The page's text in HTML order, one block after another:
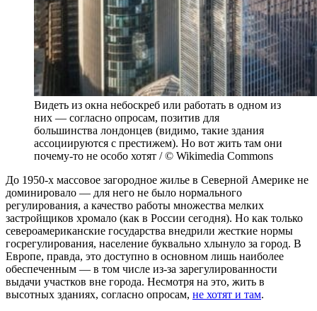
Видеть из окна небоскреб или работать в одном из
них — согласно опросам, позитив для
большинства лондонцев (видимо, такие здания
ассоциируются с престижем). Но вот жить там они
почему-то не особо хотят / © Wikimedia Commons
До 1950-х массовое загородное жилье в Северной Америке не
доминировало — для него не было нормального
регулирования, а качество работы множества мелких
застройщиков хромало (как в России сегодня). Но как только
североамериканские государства внедрили жесткие нормы
госрегулирования, население буквально хлынуло за город. В
Европе, правда, это доступно в основном лишь наиболее
обеспеченным — в том числе из-за зарегулированности
выдачи участков вне города. Несмотря на это, жить в
высотных зданиях, согласно опросам, не хотят и там.